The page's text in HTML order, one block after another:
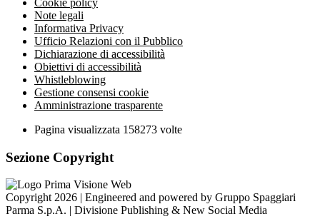
Note legali
Informativa Privacy
Ufficio Relazioni con il Pubblico
Dichiarazione di accessibilità
Obiettivi di accessibilità
Whistleblowing
Gestione consensi cookie
Amministrazione trasparente
Pagina visualizzata 158273 volte
Sezione Copyright
Copyright 2026 | Engineered and powered by Gruppo Spaggiari
Parma S.p.A. | Divisione Publishing & New Social Media